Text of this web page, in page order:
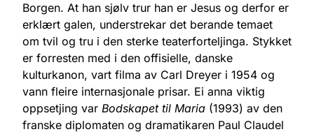
Borgen. At han sjølv trur han er Jesus og derfor er
erklært galen, understrekar det berande temaet
om tvil og tru i den sterke teaterforteljinga. Stykket
er forresten med i den offisielle, danske
kulturkanon, vart filma av Carl Dreyer i 1954 og
vann fleire internasjonale prisar. Ei anna viktig
oppsetjing var Bodskapet til Maria (1993) av den
franske diplomaten og dramatikaren Paul Claudel